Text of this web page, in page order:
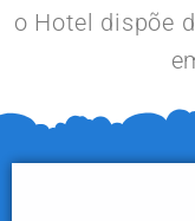
o Hotel dispõe